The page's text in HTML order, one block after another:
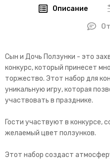
Описание
Сын и Дочь Ползунки - это
конкурс, который принесет
торжество. Этот набор для
уникальную игру, которая
участвовать в празднике.
Гости участвуют в конкурсе,
желаемый цвет ползунков.
Этот набор создаст